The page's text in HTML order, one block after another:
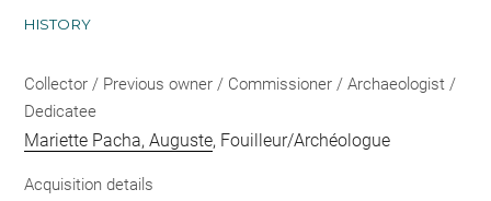
HISTORY
Collector / Previous owner / Commissioner / Archaeologist /
Dedicatee
Mariette Pacha, Auguste, Fouilleur/Archéologue
Acquisition details